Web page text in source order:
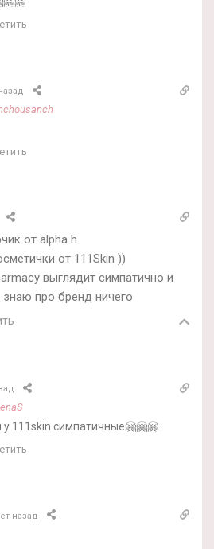
от alpha h
от 111Skin ))
выглядит симпатично и
про бренд ничего
у 111skin симпатичные🤗🤗🤗
назад